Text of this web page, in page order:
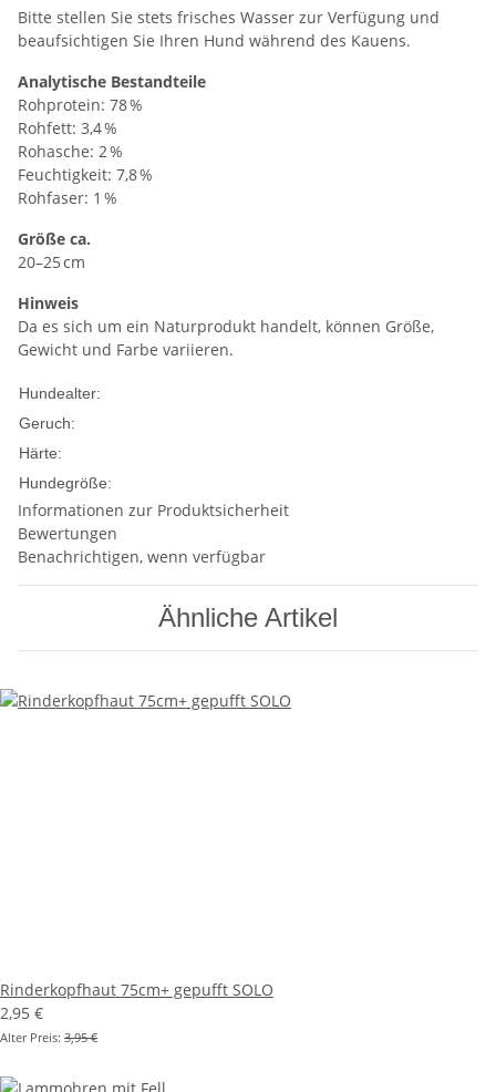
Bitte stellen Sie stets frisches Wasser zur Verfügung und
beaufsichtigen Sie Ihren Hund während des Kauens.
Analytische Bestandteile
Rohprotein: 78 %
Rohfett: 3,4 %
Rohasche: 2 %
Feuchtigkeit: 7,8 %
Rohfaser: 1 %
Größe ca.
20–25 cm
Hinweis
Da es sich um ein Naturprodukt handelt, können Größe,
Gewicht und Farbe variieren.
Hundealter:
Geruch:
Härte:
Hundegröße:
Informationen zur Produktsicherheit
Bewertungen
Benachrichtigen, wenn verfügbar
Ähnliche Artikel
Rinderkopfhaut 75cm+ gepufft SOLO
2,95 €
Alter Preis: 3,95 €